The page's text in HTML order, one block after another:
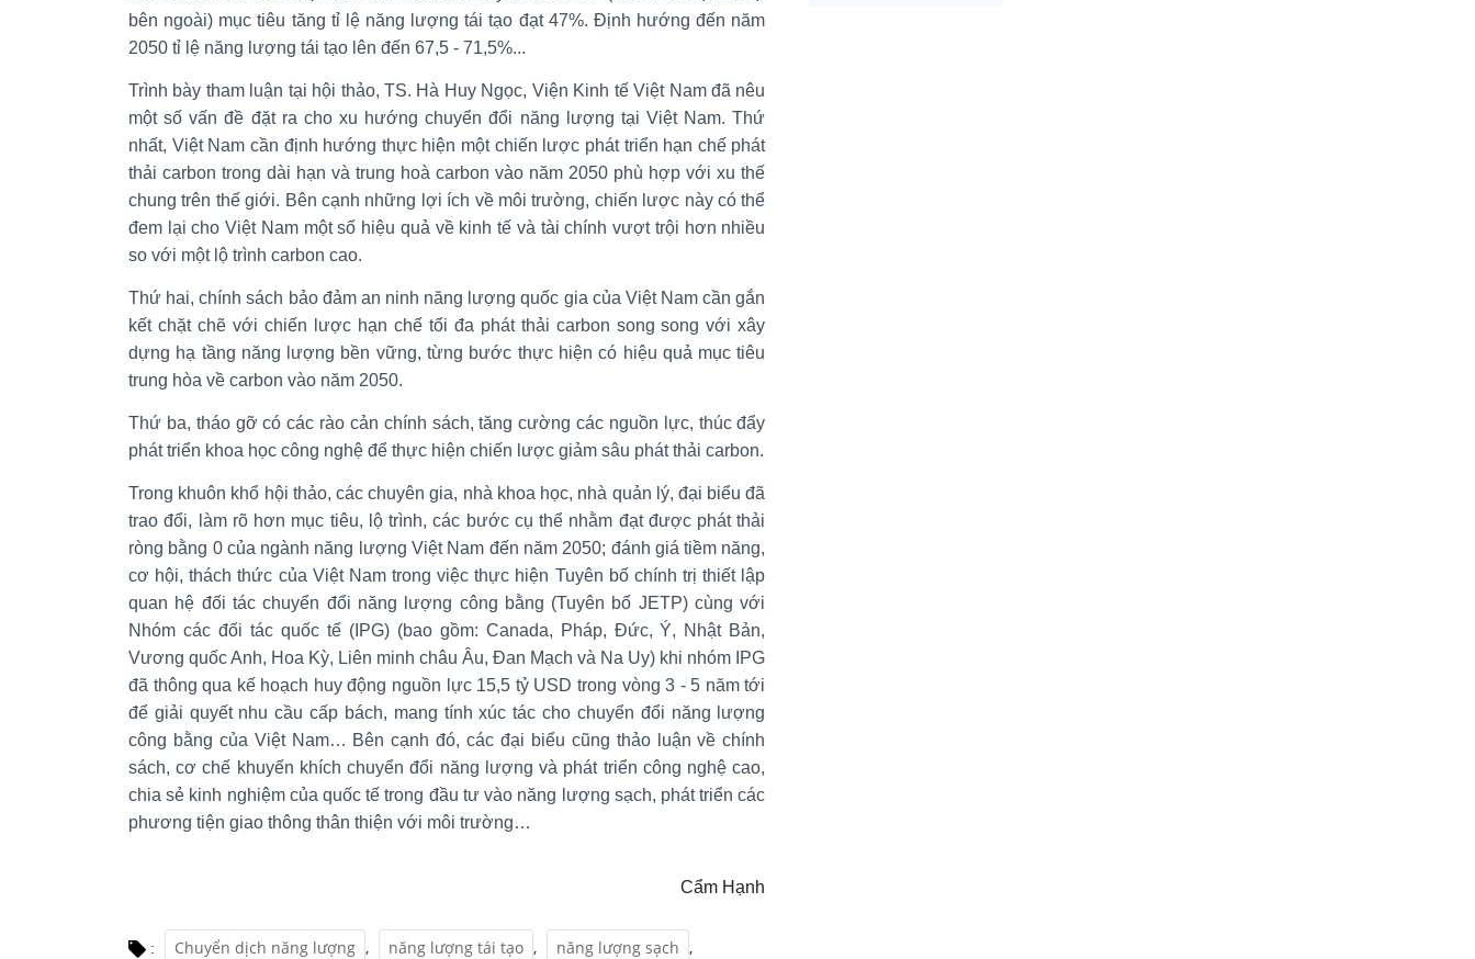
bên ngoài) mục tiêu tăng tỉ lệ năng lượng tái tạo đạt 47%. Định hướng đến năm
2050 tỉ lệ năng lượng tái tạo lên đến 67,5 - 71,5%...
Trình bày tham luận tại hội thảo, TS. Hà Huy Ngọc, Viện Kinh tế Việt Nam đã nêu
một số vấn đề đặt ra cho xu hướng chuyển đổi năng lượng tại Việt Nam. Thứ
nhất, Việt Nam cần định hướng thực hiện một chiến lược phát triển hạn chế phát
thải carbon trong dài hạn và trung hoà carbon vào năm 2050 phù hợp với xu thế
chung trên thế giới. Bên cạnh những lợi ích về môi trường, chiến lược này có thể
đem lại cho Việt Nam một số hiệu quả về kinh tế và tài chính vượt trội hơn nhiều
so với một lộ trình carbon cao.
Thứ hai, chính sách bảo đảm an ninh năng lượng quốc gia của Việt Nam cần gắn
kết chặt chẽ với chiến lược hạn chế tối đa phát thải carbon song song với xây
dựng hạ tầng năng lượng bền vững, từng bước thực hiện có hiệu quả mục tiêu
trung hòa về carbon vào năm 2050.
Thứ ba, tháo gỡ có các rào cản chính sách, tăng cường các nguồn lực, thúc đẩy
phát triển khoa học công nghệ để thực hiện chiến lược giảm sâu phát thải carbon.
Trong khuôn khổ hội thảo, các chuyên gia, nhà khoa học, nhà quản lý, đại biểu đã
trao đổi, làm rõ hơn mục tiêu, lộ trình, các bước cụ thể nhằm đạt được phát thải
ròng bằng 0 của ngành năng lượng Việt Nam đến năm 2050; đánh giá tiềm năng,
cơ hội, thách thức của Việt Nam trong việc thực hiện Tuyên bố chính trị thiết lập
quan hệ đối tác chuyển đổi năng lượng công bằng (Tuyên bố JETP) cùng với
Nhóm các đối tác quốc tế (IPG) (bao gồm: Canada, Pháp, Đức, Ý, Nhật Bản,
Vương quốc Anh, Hoa Kỳ, Liên minh châu Âu, Đan Mạch và Na Uy) khi nhóm IPG
đã thông qua kế hoạch huy động nguồn lực 15,5 tỷ USD trong vòng 3 - 5 năm tới
để giải quyết nhu cầu cấp bách, mang tính xúc tác cho chuyển đổi năng lượng
công bằng của Việt Nam… Bên cạnh đó, các đại biểu cũng thảo luận về chính
sách, cơ chế khuyến khích chuyển đổi năng lượng và phát triển công nghệ cao,
chia sẻ kinh nghiệm của quốc tế trong đầu tư vào năng lượng sạch, phát triển các
phương tiện giao thông thân thiện với môi trường…
Cẩm Hạnh
: Chuyển dịch năng lượng , năng lượng tái tạo , năng lượng sạch ,